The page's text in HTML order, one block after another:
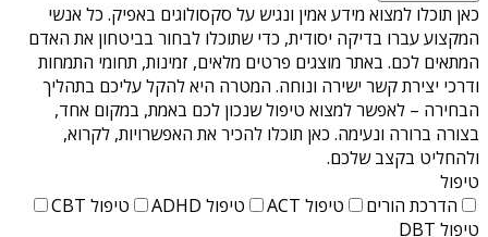
כאן תוכלו למצוא מידע אמין ונגיש על סקסולוגים באפיק. כל אנשי
המקצוע עברו בדיקה יסודית, כדי שתוכלו לבחור בביטחון את האדם
המתאים לכם. באתר מוצגים פרטים מלאים, זמינות, תחומי התמחות
ודרכי יצירת קשר ישירה ונוחה. המטרה היא להקל עליכם בתהליך
הבחירה – לאפשר למצוא טיפול שנכון לכם באמת, במקום אחד,
בצורה ברורה ונעימה. כאן תוכלו להכיר את האפשרויות, לקרוא,
ולהחליט בקצב שלכם.
טיפול
הדרכת הורים
טיפול ACT טיפול ADHD
טיפול CBT
טיפול DBT